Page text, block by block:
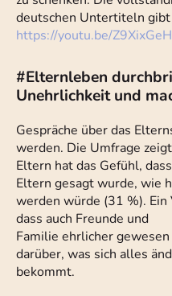
deutschen Untertiteln gibt
https://youtu.be/
#Elternleben
Unehrlichkeit und
Gespräche über das
werden. Die Umfrage
Eltern hat das Gefühl,
Eltern gesagt wurde, wie
werden würde (31 %).
dass auch Freunde und
Familie ehrlicher
darüber, was sich alles
bekommt.